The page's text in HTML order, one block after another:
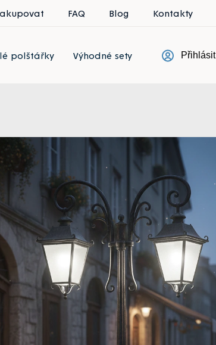
FAQ Blog Kontakty
Přihlásit
polštářky Výhodné sety